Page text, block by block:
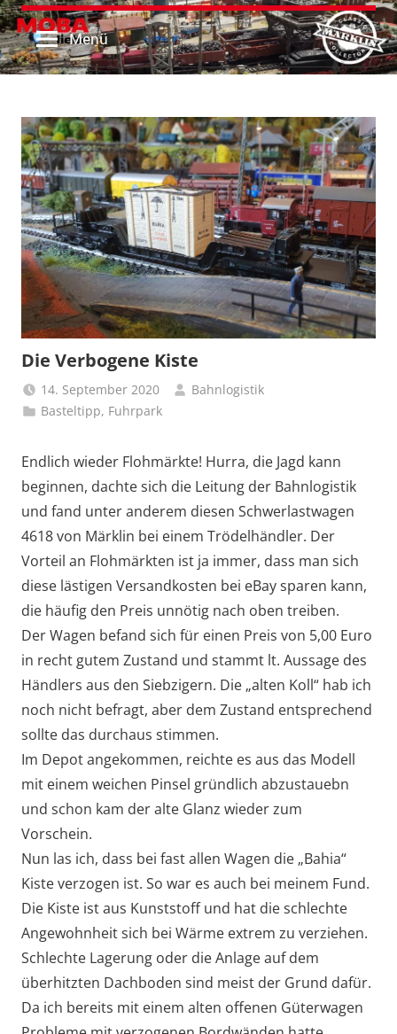
Zum
Inhalt
springen
Website
von
MOBAliebe
Menü
Die Verbogene Kiste
14. September 2020
Bahnlogistik
Basteltipp, Fuhrpark
Endlich wieder Flohmärkte! Hurra, die Jagd kann
beginnen, dachte sich die Leitung der Bahnlogistik
und fand unter anderem diesen Schwerlastwagen
4618 von Märklin bei einem Trödelhändler. Der
Vorteil an Flohmärkten ist ja immer, dass man sich
diese lästigen Versandkosten bei eBay sparen kann,
die häufig den Preis unnötig nach oben treiben.
Der Wagen befand sich für einen Preis von 5,00 Euro
in recht gutem Zustand und stammt lt. Aussage des
Händlers aus den Siebzigern. Die „alten Koll“ hab ich
noch nicht befragt, aber dem Zustand entsprechend
sollte das durchaus stimmen.
Im Depot angekommen, reichte es aus das Modell
mit einem weichen Pinsel gründlich abzustauebn
und schon kam der alte Glanz wieder zum
Vorschein.
Nun las ich, dass bei fast allen Wagen die „Bahia“
Kiste verzogen ist. So war es auch bei meinem Fund.
Die Kiste ist aus Kunststoff und hat die schlechte
Angewohnheit sich bei Wärme extrem zu verziehen.
Schlechte Lagerung oder die Anlage auf dem
überhitzten Dachboden sind meist der Grund dafür.
Da ich bereits mit einem alten offenen Güterwagen